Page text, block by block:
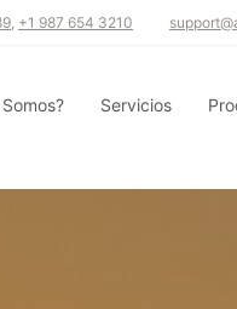
Servicios
, +1 987 654 3210